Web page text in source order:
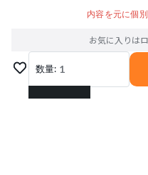
内容を元に個
お気に入りは
数量: 1
1